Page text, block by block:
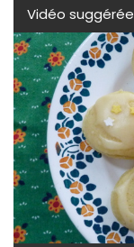
Vidéo suggérée